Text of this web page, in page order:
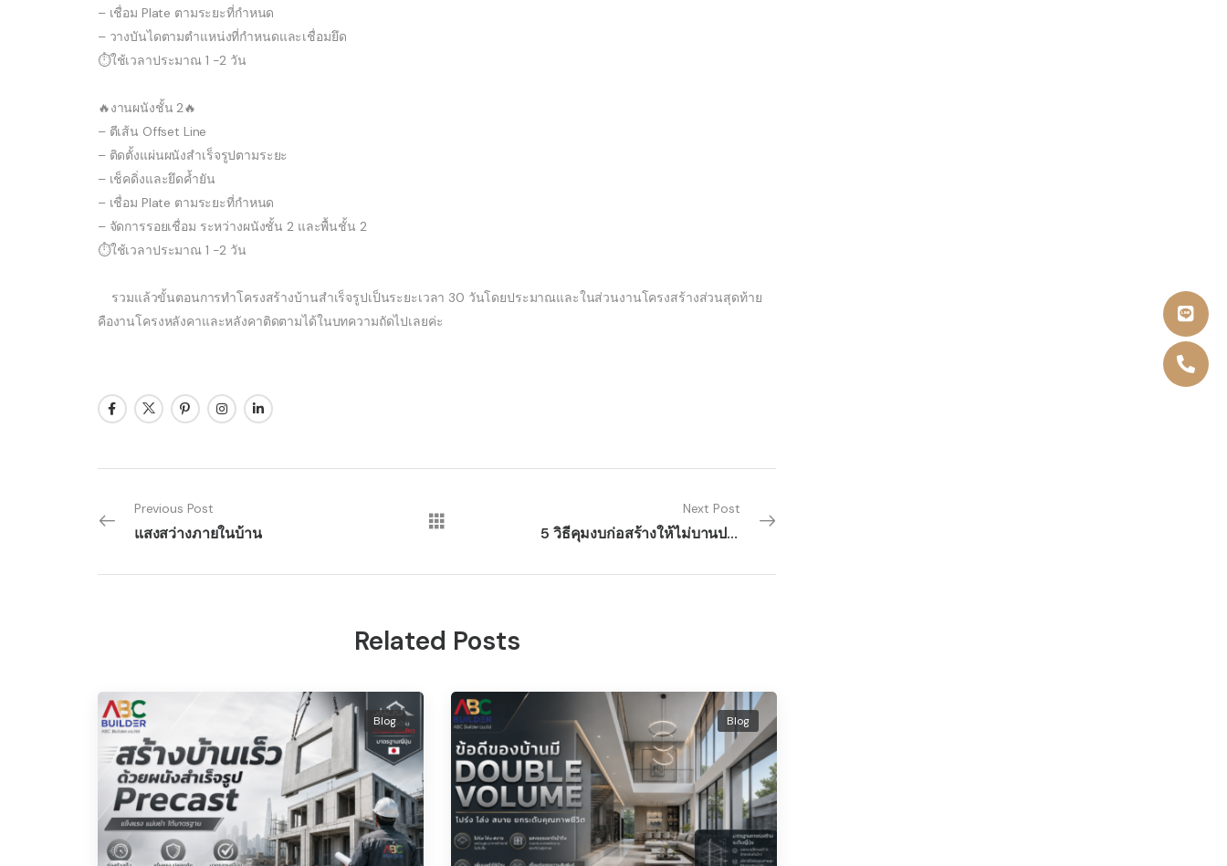
– เชื่อม Plate ตามระยะที่กำหนด
– วางบันไดตามตำแหน่งที่กำหนดและเชื่อมยึด
⏱ใช้เวลาประมาณ 1 -2 วัน
🔥งานผนังชั้น 2🔥
– ตีเส้น Offset Line
– ติดตั้งแผ่นผนังสำเร็จรูปตามระยะ
– เช็คดิ่งและยึดค้ำยัน
– เชื่อม Plate ตามระยะที่กำหนด
– จัดการรอยเชื่อม ระหว่างผนังชั้น 2 และพื้นชั้น 2
⏱ใช้เวลาประมาณ 1 -2 วัน
รวมแล้วขั้นตอนการทำโครงสร้างบ้านสำเร็จรูปเป็นระยะเวลา 30 วันโดยประมาณและในส่วนงานโครงสร้างส่วนสุดท้าย
คืองานโครงหลังคาและหลังคาติดตามได้ในบทความถัดไปเลยค่ะ
Previous Post
แสงสว่างภายในบ้าน
Next Post
5 วิธีคุมงบก่อสร้างให้ไม่บานปลายตั้งแต่เริ่มต้น
Related Posts
Blog Blog